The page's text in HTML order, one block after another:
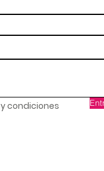
condiciones